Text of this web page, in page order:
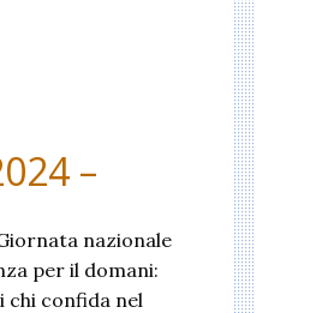
–
nazionale
per il domani:
chi confida nel